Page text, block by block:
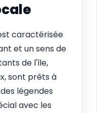
caractérisée
et un sens de
de l'île,
sont prêts à
légendes
avec les